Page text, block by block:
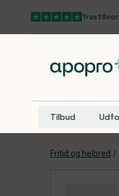
Gå til hovedindhold
Tilbud
Fritid og helbred /